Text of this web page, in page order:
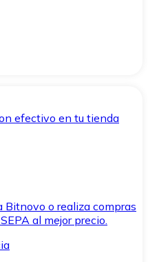
efectivo en tu tienda
o realiza compras
al mejor precio.